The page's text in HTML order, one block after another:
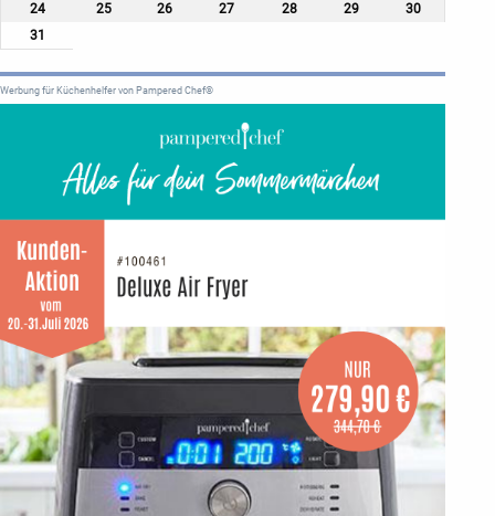
24
25 26 27 28 29
30
31
Werbung für Küchenhelfer von Pampered Chef®